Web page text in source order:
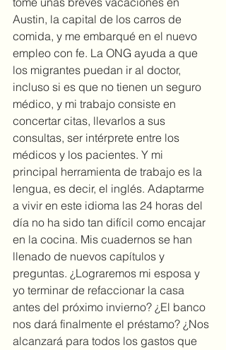
Austin, la capital de los carros de
comida, y me embarqué en el nuevo
empleo con fe. La ONG ayuda a que
los migrantes puedan ir al doctor,
incluso si es que no tienen un seguro
médico, y mi trabajo consiste en
concertar citas, llevarlos a sus
consultas, ser intérprete entre los
médicos y los pacientes. Y mi
principal herramienta de trabajo es la
lengua, es decir, el inglés. Adaptarme
a vivir en este idioma las 24 horas del
día no ha sido tan difícil como encajar
en la cocina. Mis cuadernos se han
llenado de nuevos capítulos y
preguntas. ¿Lograremos mi esposa y
yo terminar de refaccionar la casa
antes del próximo invierno? ¿El banco
nos dará finalmente el préstamo? ¿Nos
alcanzará para todos los gastos que